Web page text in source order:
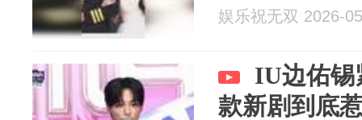
娱乐祝无双 2026-
IU边佑锡
款新剧到底